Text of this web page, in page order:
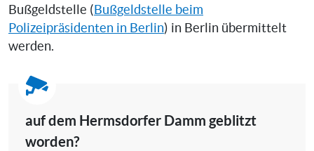
Bußgeldstelle ( Bußgeldstelle beim
Polizeipräsidenten in Berlin) in Berlin übermittelt
werden.
auf dem Hermsdorfer Damm geblitzt
worden?